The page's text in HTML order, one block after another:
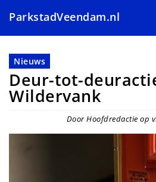
en
naar
de
inhoud
ParkstadVeendam.nl
Nieuws
Deur-tot-
Wildervank
Door Hoofdredactie op